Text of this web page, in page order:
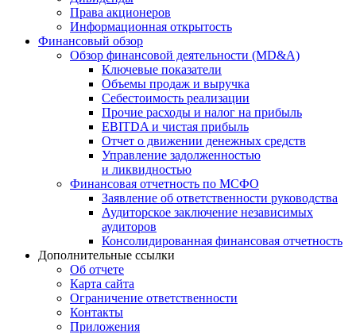
Права акционеров
Информационная открытость
Финансовый обзор
Обзор финансовой деятельности (MD&A)
Ключевые показатели
Объемы продаж и выручка
Себестоимость реализации
Прочие расходы и налог на прибыль
EBITDA и чистая прибыль
Отчет о движении денежных средств
Управление задолженностью
и ликвидностью
Финансовая отчетность по МСФО
Заявление об ответственности руководства
Аудиторское заключение независимых
аудиторов
Консолидированная финансовая отчетность
Дополнительные ссылки
Об отчете
Карта сайта
Ограничение ответственности
Контакты
Приложения